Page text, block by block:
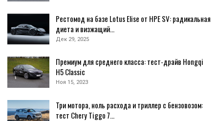
Рестомод на базе Lotus Elise от HPE SV: радикальная
диета и визжащий…
Дек 29, 2025
Премиум для среднего класса: тест-драйв Hongqi
H5 Classic
Ноя 15, 2023
Три мотора, ноль расхода и триллер с бензовозом:
тест Chery Tiggo 7…